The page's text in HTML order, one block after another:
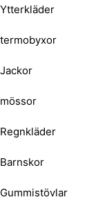
Ytterkläder
termobyxor
Jackor
mössor
Regnkläder
Barnskor
Gummistövlar